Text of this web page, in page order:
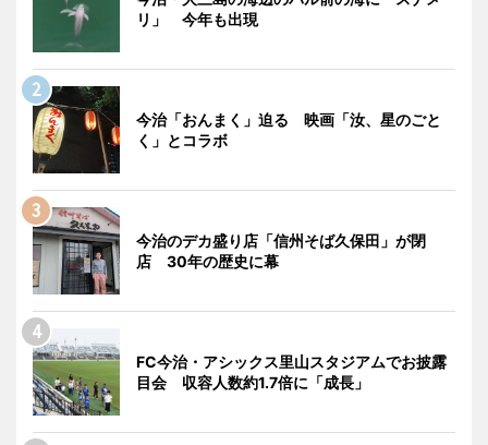
リ」 今年も出現
今治「おんまく」迫る 映画「汝、星のごと
く」とコラボ
今治のデカ盛り店「信州そば久保田」が閉
店 30年の歴史に幕
FC今治・アシックス里山スタジアムでお披露
目会 収容人数約1.7倍に「成長」